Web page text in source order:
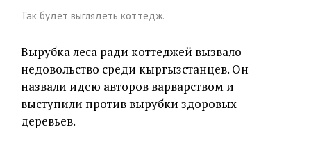
Так будет выглядеть коттедж.
Вырубка леса ради коттеджей вызвало
недовольство среди кыргызстанцев. Он
назвали идею авторов варварством и
выступили против вырубки здоровых
деревьев.